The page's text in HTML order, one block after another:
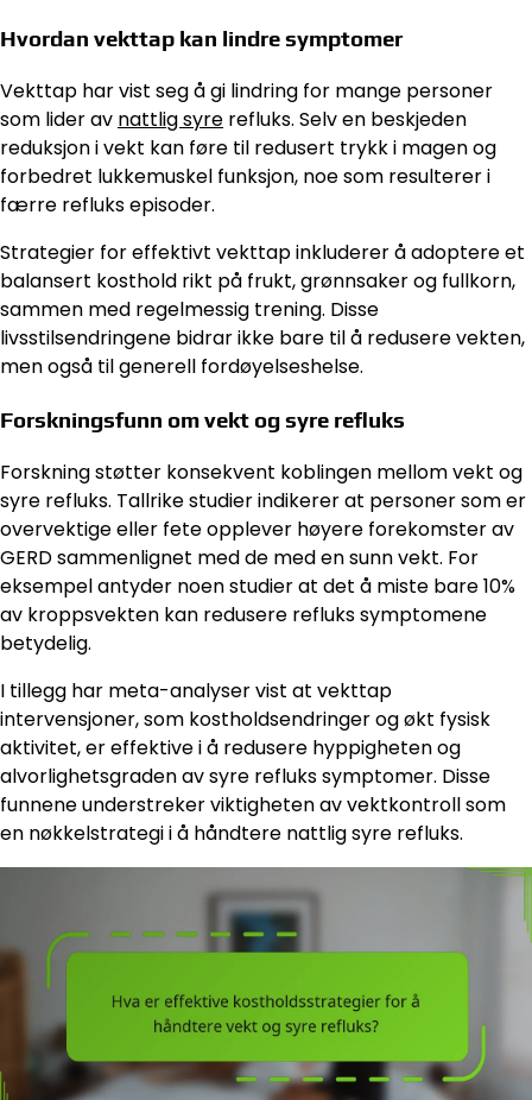
Hvordan vekttap kan lindre symptomer
Vekttap har vist seg å gi lindring for mange personer
som lider av nattlig syre refluks. Selv en beskjeden
reduksjon i vekt kan føre til redusert trykk i magen og
forbedret lukkemuskel funksjon, noe som resulterer i
færre refluks episoder.
Strategier for effektivt vekttap inkluderer å adoptere et
balansert kosthold rikt på frukt, grønnsaker og fullkorn,
sammen med regelmessig trening. Disse
livsstilsendringene bidrar ikke bare til å redusere vekten,
men også til generell fordøyelseshelse.
Forskningsfunn om vekt og syre refluks
Forskning støtter konsekvent koblingen mellom vekt og
syre refluks. Tallrike studier indikerer at personer som er
overvektige eller fete opplever høyere forekomster av
GERD sammenlignet med de med en sunn vekt. For
eksempel antyder noen studier at det å miste bare 10%
av kroppsvekten kan redusere refluks symptomene
betydelig.
I tillegg har meta-analyser vist at vekttap
intervensjoner, som kostholdsendringer og økt fysisk
aktivitet, er effektive i å redusere hyppigheten og
alvorlighetsgraden av syre refluks symptomer. Disse
funnene understreker viktigheten av vektkontroll som
en nøkkelstrategi i å håndtere nattlig syre refluks.